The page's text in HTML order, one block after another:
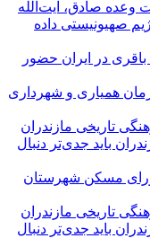
وعده صادق، آیت‌الله
صهیونیستی داده
در ایران حضور
همیاری و شهرداری
تاریخی مازندران
باید جدی‌تر دنبال
مسکن شهرستان
تاریخی مازندران
باید جدی‌تر دنبال